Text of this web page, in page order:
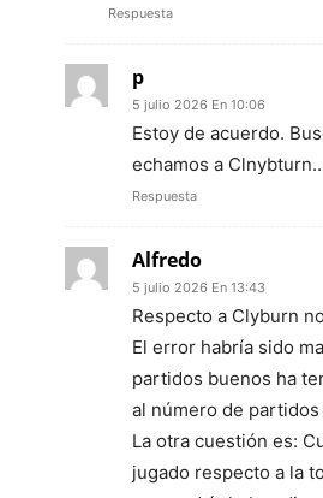
Respuesta
p
5 julio 2026 En 10:06
Estoy de acuerdo.
echamos a
Respuesta
Alfredo
5 julio 2026 En 13:43
Respecto a Clyburn
El error habría sido
partidos buenos ha
al número de
La otra cuestión es:
jugado respecto a la